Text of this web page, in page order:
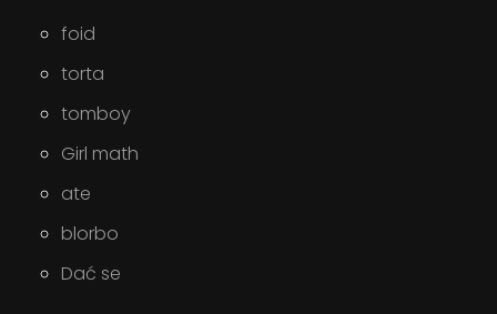
foid
torta
tomboy
Girl math
ate
blorbo
Dać se